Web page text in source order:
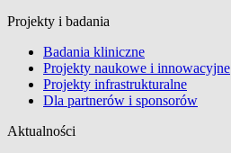
Projekty i badania
Badania kliniczne
Projekty naukowe i innowacyjne
Projekty infrastrukturalne
Dla partnerów i sponsorów
Aktualności